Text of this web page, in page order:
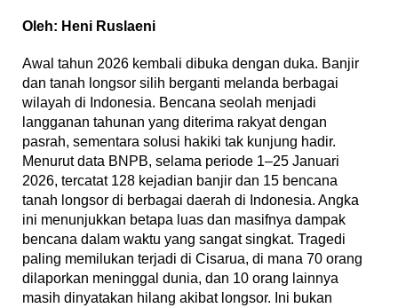
Oleh: Heni Ruslaeni
Awal tahun 2026 kembali dibuka dengan duka. Banjir
dan tanah longsor silih berganti melanda berbagai
wilayah di Indonesia. Bencana seolah menjadi
langganan tahunan yang diterima rakyat dengan
pasrah, sementara solusi hakiki tak kunjung hadir.
Menurut data BNPB, selama periode 1–25 Januari
2026, tercatat 128 kejadian banjir dan 15 bencana
tanah longsor di berbagai daerah di Indonesia. Angka
ini menunjukkan betapa luas dan masifnya dampak
bencana dalam waktu yang sangat singkat. Tragedi
paling memilukan terjadi di Cisarua, di mana 70 orang
dilaporkan meninggal dunia, dan 10 orang lainnya
masih dinyatakan hilang akibat longsor. Ini bukan